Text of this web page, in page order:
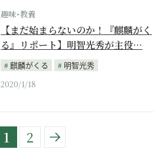
趣味･教養
【まだ始まらないのか！『麒麟がく
る』リポート】明智光秀が主役…
麒麟がくる
明智光秀
2020/1/18
1 2